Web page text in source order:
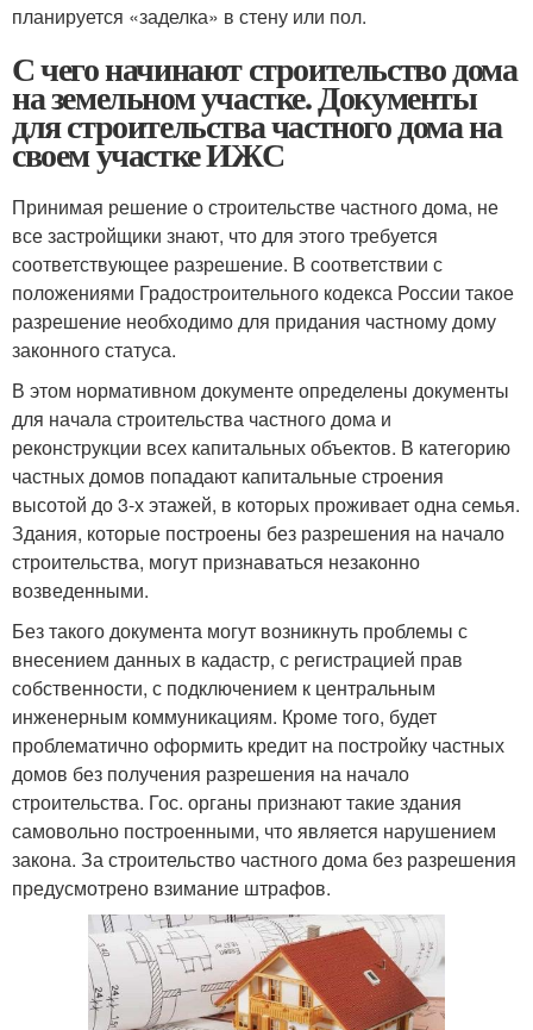
планируется «заделка» в стену или пол.
С чего начинают строительство дома
на земельном участке. Документы
для строительства частного дома на
своем участке ИЖС
Принимая решение о строительстве частного дома, не
все застройщики знают, что для этого требуется
соответствующее разрешение. В соответствии с
положениями Градостроительного кодекса России такое
разрешение необходимо для придания частному дому
законного статуса.
В этом нормативном документе определены документы
для начала строительства частного дома и
реконструкции всех капитальных объектов. В категорию
частных домов попадают капитальные строения
высотой до 3-х этажей, в которых проживает одна семья.
Здания, которые построены без разрешения на начало
строительства, могут признаваться незаконно
возведенными.
Без такого документа могут возникнуть проблемы с
внесением данных в кадастр, с регистрацией прав
собственности, с подключением к центральным
инженерным коммуникациям. Кроме того, будет
проблематично оформить кредит на постройку частных
домов без получения разрешения на начало
строительства. Гос. органы признают такие здания
самовольно построенными, что является нарушением
закона. За строительство частного дома без разрешения
предусмотрено взимание штрафов.